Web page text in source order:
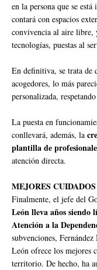
en la persona que se
contará con espacios
convivencia al aire libre,
tecnologías, puestas al
En definitiva, se trata de
acogedores, lo más
personalizada,
La puesta en
conllevará, además, la
plantilla de
atención directa.
MEJORES
Finalmente, el jefe del
León lleva años siendo
Atención a la
subvenciones,
León ofrece los mejores
territorio. De hecho, ha